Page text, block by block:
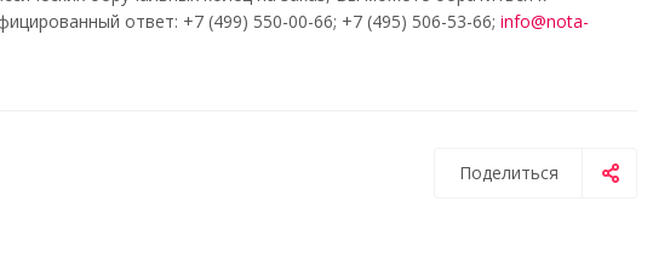
ответ: +7 (499) 550-00-66; +7 (495) 506-53-66; info@nota-
Поделиться